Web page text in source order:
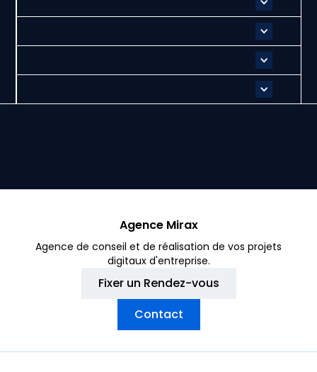
Agence Mirax
Agence de conseil et de réalisation de vos projets
digitaux d'entreprise.
Fixer un Rendez-vous
Contact